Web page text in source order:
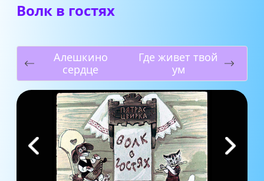
Волк в гостях
Алешкино
сердце
Где живет твой
ум